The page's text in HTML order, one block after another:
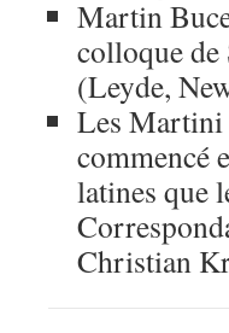
Martin
colloque
(Leyde,
Les Martini
commencé
latines que
Christian